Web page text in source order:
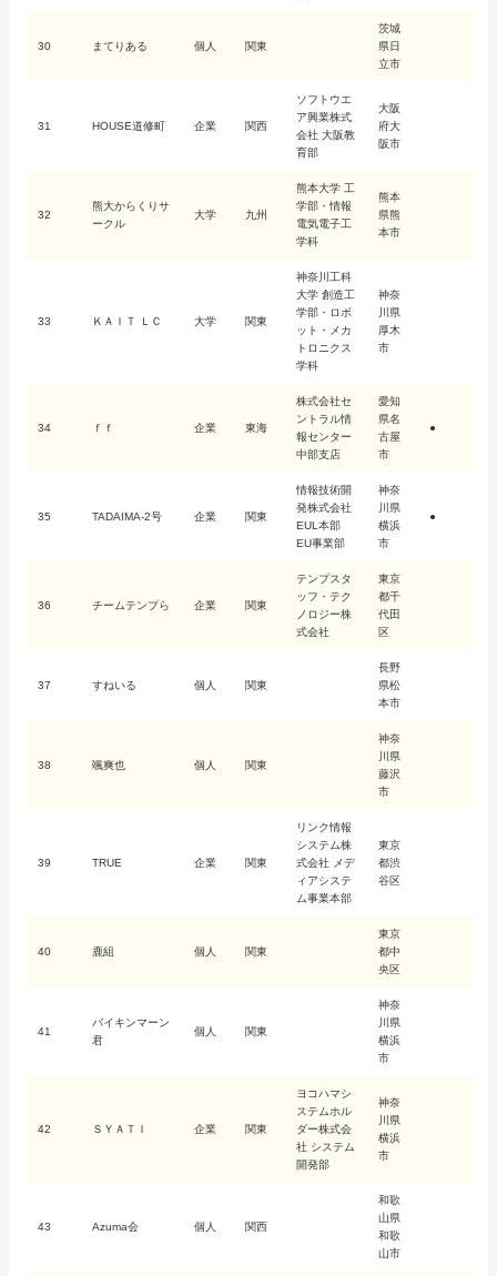
30 まてりある 個人 関東
茨城
県日
立市
31 HOUSE道修町 企業 関西
ソフトウエ
ア興業株式
会社 大阪教
育部
大阪
府大
阪市
32
熊大からくりサ
ークル
大学 九州
熊本大学 工
学部・情報
電気電子工
学科
熊本
県熊
本市
33 ＫＡＩＴ ＬＣ 大学 関東
神奈川工科
大学 創造工
学部・ロボ
ット・メカ
トロニクス
学科
神奈
川県
厚木
市
34 ｆｆ 企業 東海
株式会社セ
ントラル情
報センター
中部支店
愛知
県名
古屋
市
●
35 TADAIMA-2号 企業 関東
情報技術開
発株式会社
EUL本部
EU事業部
神奈
川県
横浜
市
●
36 チームテンプら 企業 関東
テンプスタ
ッフ・テク
ノロジー株
式会社
東京
都千
代田
区
37 すねいる 個人 関東
長野
県松
本市
38 颯爽也 個人 関東
神奈
川県
藤沢
市
39 TRUE 企業 関東
リンク情報
システム株
式会社 メデ
ィアシステ
ム事業本部
東京
都渋
谷区
40 鹿組 個人 関東
東京
都中
央区
41
バイキンマーン
君
個人 関東
神奈
川県
横浜
市
42 ＳＹＡＴＩ 企業 関東
ヨコハマシ
ステムホル
ダー株式会
社 システム
開発部
神奈
川県
横浜
市
43 Azuma会 個人 関西
和歌
山県
和歌
山市